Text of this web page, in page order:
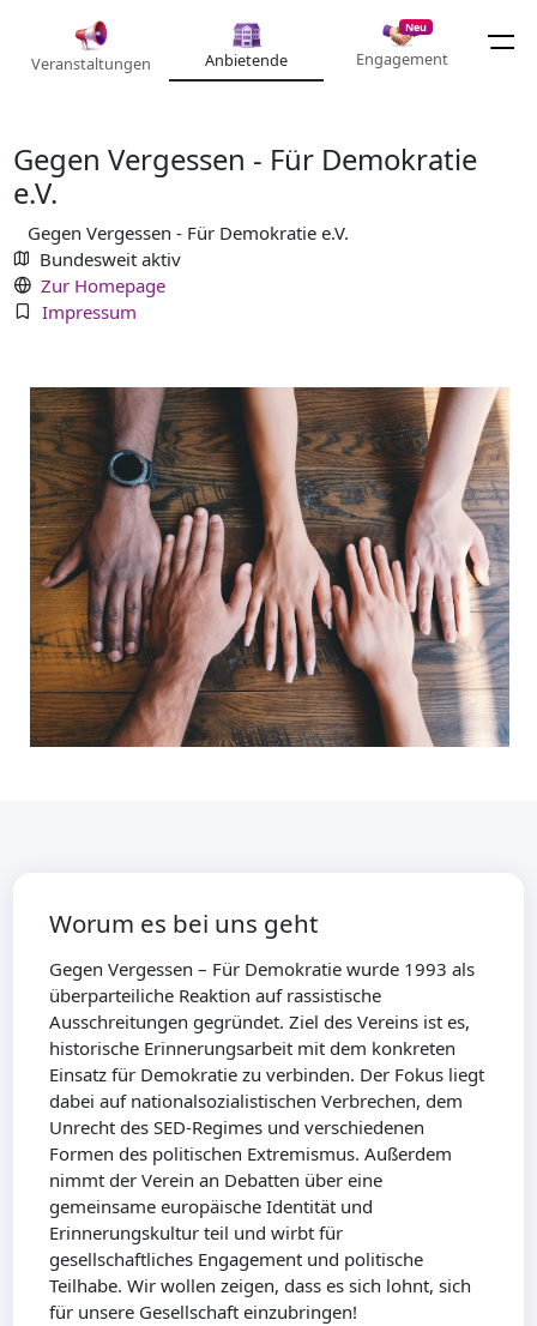
Veranstaltungen Anbietende
Neu
Engagement
Gegen Vergessen - Für Demokratie
e.V.
Gegen Vergessen - Für Demokratie e.V.
Bundesweit aktiv
Zur Homepage
Impressum
Worum es bei uns geht
Gegen Vergessen – Für Demokratie wurde 1993 als
überparteiliche Reaktion auf rassistische
Ausschreitungen gegründet. Ziel des Vereins ist es,
historische Erinnerungsarbeit mit dem konkreten
Einsatz für Demokratie zu verbinden. Der Fokus liegt
dabei auf nationalsozialistischen Verbrechen, dem
Unrecht des SED-Regimes und verschiedenen
Formen des politischen Extremismus. Außerdem
nimmt der Verein an Debatten über eine
gemeinsame europäische Identität und
Erinnerungskultur teil und wirbt für
gesellschaftliches Engagement und politische
Teilhabe. Wir wollen zeigen, dass es sich lohnt, sich
für unsere Gesellschaft einzubringen!